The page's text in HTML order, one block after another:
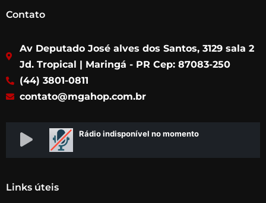
c
o
o
k
g
r
a
m
e
r
b
e
Contato
Av Deputado José alves dos Santos, 3129 sala 2
Jd. Tropical | Maringá - PR Cep: 87083-250
(44) 3801-0811
contato@mgahop.com.br
Links úteis